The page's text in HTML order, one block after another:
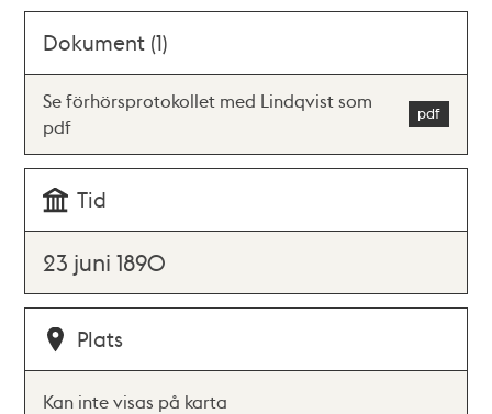
Dokument (1)
Se förhörsprotokollet med Lindqvist som
pdf
Tid
23 juni 1890
Plats
Kan inte visas på karta